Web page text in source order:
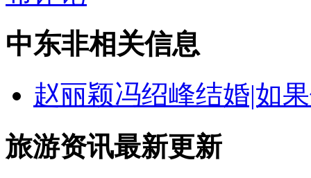
中东非相关信息
赵丽颖冯绍峰结婚|如
旅游资讯最新更新